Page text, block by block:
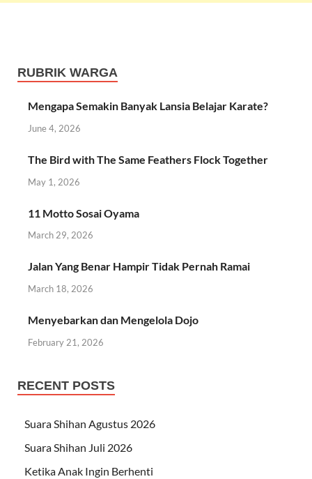
RUBRIK WARGA
Mengapa Semakin Banyak Lansia Belajar Karate?
June 4, 2026
The Bird with The Same Feathers Flock Together
May 1, 2026
11 Motto Sosai Oyama
March 29, 2026
Jalan Yang Benar Hampir Tidak Pernah Ramai
March 18, 2026
Menyebarkan dan Mengelola Dojo
February 21, 2026
RECENT POSTS
Suara Shihan Agustus 2026
Suara Shihan Juli 2026
Ketika Anak Ingin Berhenti